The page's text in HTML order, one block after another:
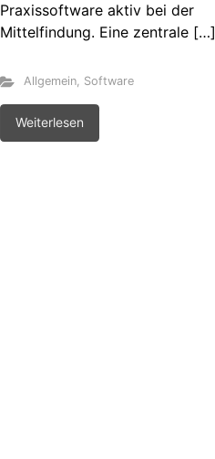
Praxissoftware aktiv bei der
Mittelfindung. Eine zentrale […]
Allgemein, Software
Weiterlesen